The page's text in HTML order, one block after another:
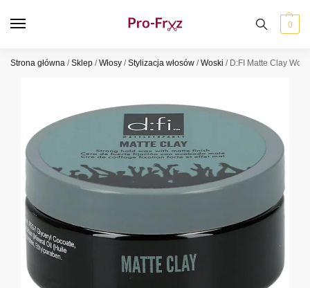
0
Strona główna /Sklep /Włosy /Stylizacja włosów /Woski / D:FI Matte Clay